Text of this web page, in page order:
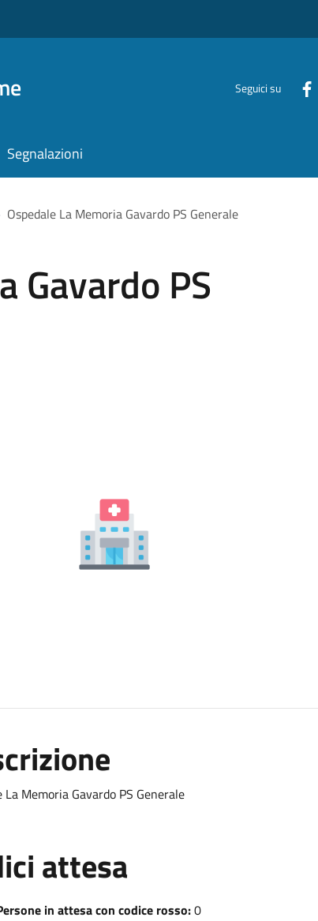
Seguici su
Segnalazioni
Ospedale La Memoria Gavardo PS Generale
Gavardo PS
La Memoria Gavardo PS Generale
attesa
in attesa con codice rosso:0